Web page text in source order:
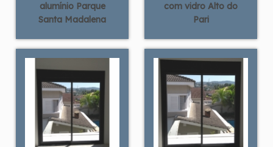
alumínio Parque
Santa Madalena
com vidro Alto do
Pari